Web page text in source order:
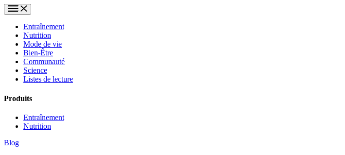
Entraînement
Nutrition
Mode de vie
Bien-Être
Communauté
Science
Listes de lecture
Produits
Entraînement
Nutrition
Blog